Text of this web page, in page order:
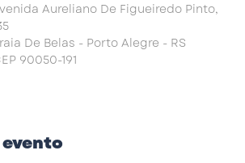
Aureliano De Figueiredo Pinto,
De Belas - Porto Alegre - RS
90050-191
evento